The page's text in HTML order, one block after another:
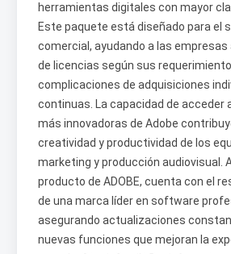
herramientas digitales con mayor
Este paquete está diseñado para el
comercial, ayudando a las
de licencias según sus
complicaciones de adquisiciones
continuas. La capacidad de acceder
más innovadoras de Adobe
creatividad y productividad de los
marketing y producción audiovisual.
producto de ADOBE, cuenta con el
de una marca líder en software
asegurando actualizaciones
nuevas funciones que mejoran la